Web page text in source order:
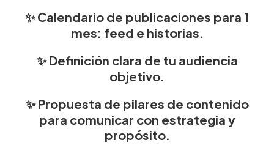
✨ Calendario de publicaciones para 1
mes: feed e historias.
✨ Definición clara de tu audiencia
objetivo.
✨ Propuesta de pilares de contenido
para comunicar con estrategia y
propósito.